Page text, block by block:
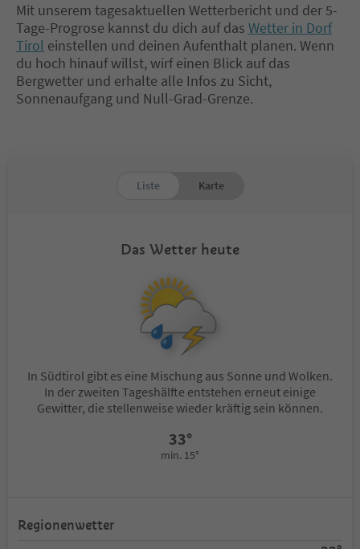
Mit unserem tagesaktuellen Wetterbericht und der 5-
Tage-Progrose kannst du dich auf das Wetter in Dorf
Tirol einstellen und deinen Aufenthalt planen. Wenn
du hoch hinauf willst, wirf einen Blick auf das
Bergwetter und erhalte alle Infos zu Sicht,
Sonnenaufgang und Null-Grad-Grenze.
Liste Karte
Das Wetter heute
In Südtirol gibt es eine Mischung aus Sonne und Wolken.
In der zweiten Tageshälfte entstehen erneut einige
Gewitter, die stellenweise wieder kräftig sein können.
33°
min. 15°
Regionenwetter